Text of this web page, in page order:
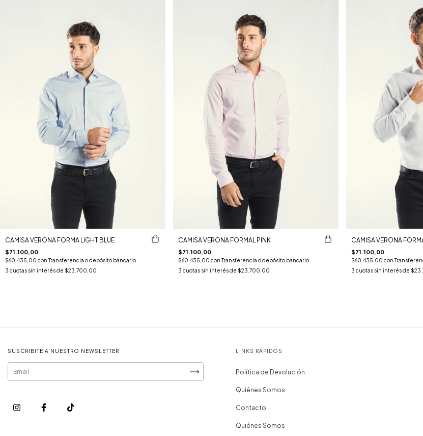
CAMISA VERONA FORMA LIGHT BLUE
$71.100,00
$60.435,00 con Transferencia o depósito bancario
3 cuotas sin interés de $23.700,00
CAMISA VERONA FORMAL PINK
$71.100,00
$60.435,00 con Transferencia o depósito bancario
3 cuotas sin interés de $23.700,00
CAMISA VERONA
$71.100,00
$60.435,00 con
3 cuotas sin interés de
SUSCRIBITE A NUESTRO NEWSLETTER LINKS RÁPIDOS
Política de Devolución
Quiénes Somos
Contacto
Quiénes Somos